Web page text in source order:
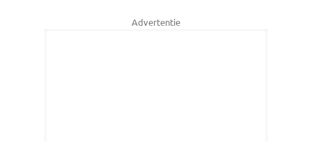
Advertentie